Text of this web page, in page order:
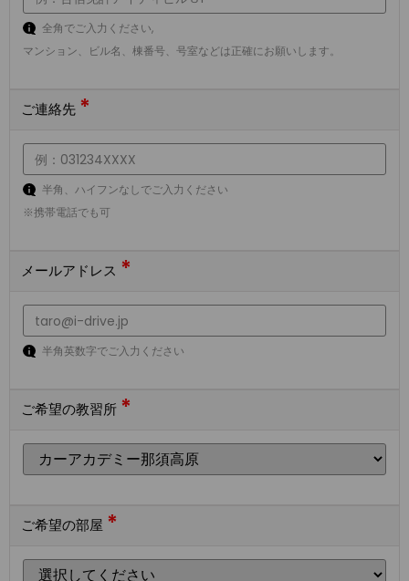
全角でご入力ください,
マンション、ビル名、棟番号、号室などは正確にお願いします。
ご連絡先 *
半角、ハイフンなしでご入力ください
※携帯電話でも可
メールアドレス *
半角英数字でご入力ください
ご希望の教習所 *
ご希望の部屋 *